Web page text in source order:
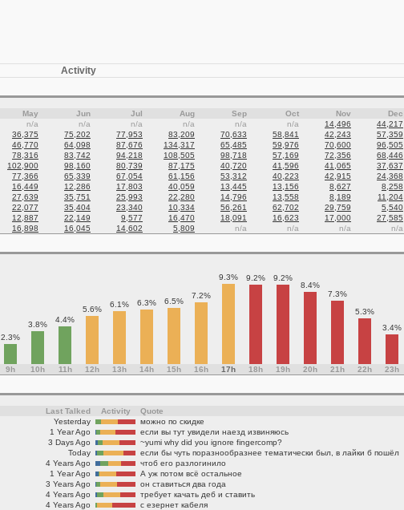
Activity
May Jun Jul Aug Sep Oct Nov
Dec
n/a n/a n/a n/a n/a n/a 14,496
44,217
36,375 75,202 77,953 83,209 70,633 58,841 42,243
57,359
46,770 64,098 87,676 134,317 65,485 59,976 70,600
96,505
78,316 83,742 94,218 108,505 98,718 57,169 72,356
68,446
102,900 98,160 80,739 87,175 40,720 41,596 41,065
37,637
77,366 65,339 67,054 61,156 53,312 40,223 42,915
24,368
16,449 12,286 17,803 40,059 13,445 13,156 8,627
8,258
27,639 35,751 25,993 22,280 14,796 13,558 8,189
11,204
22,077 35,404 23,340 10,334 56,261 62,702 29,759
5,540
12,887 22,149 9,577 16,470 18,091 16,623 17,000
27,585
16,898 16,045 14,602 5,809 n/a n/a n/a n/a
2.3%
3.8%
4.4%
5.6%
6.1% 6.3% 6.5%
7.2%
9.3% 9.2%
9.2%
8.4%
7.3%
5.3%
3.4%
9h 10h 11h 12h 13h 14h 15h 16h 17h 18h 19h 20h 21h 22h 23h
Last Talked Activity
Quote
Yesterday
можно по скидке
1 Year Ago
если вы тут увидели наезд извиняюсь
3 Days Ago
~yumi why did you ignore fingercomp?
Today
если бы чуть поразнообразнее тематически был, в лайки б пошёл
4 Years Ago
чтоб его разлогинило
1 Year Ago
А уж потом всё остальное
3 Years Ago
он ставиться два года
4 Years Ago
требует качать деб и ставить
4 Years Ago
с езернет кабеля